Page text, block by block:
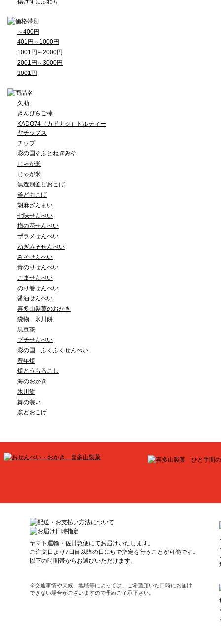
揚げずにふわり
～400円
401円～1000円
1001円～2000円
2001円～3000円
3001円
久助
きんぴらご棒
KADO74（カドナシ）トルティー
ヤチップス
チップ
彩の国そふとねぎみそ
じゃが米
じゃが米
無選別釜どおこげ
釜どおこげ
胡麻ざんまい
七味せんべい
梅の花せんべい
ザラメせんべい
ねぎみそせんべい
みそせんべい
青のりせんべい
ごませんべい
のり巻せんべい
醤油せんべい
喜多山製菓のおかき
袋物 氷川餅
黒豆茶
プチせんべい
彩の国 ふくふくせんべい
豊年焼
焼とうもろこし
海のおかき
氷川餅
舞の装い
窯どおこげ
ヤマト運輸・佐川急便にてお届けいたします。
ご注文日より7日目以降の日にちで指定を行うことが可能です。
以下の時間帯からお選びいただけます。
※交通事情や天候、地域等によっては、ご希望頂いた日時にお届け
できない場合がございますので予めご了承下さい。